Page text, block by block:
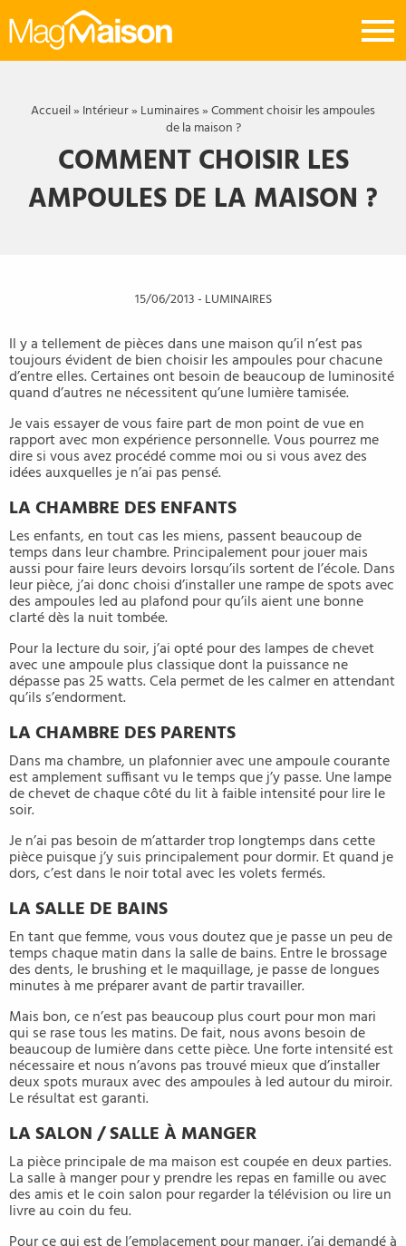
Mag
Maison
Accueil» Intérieur» Luminaires»Comment choisir les ampoules
de la maison ?
COMMENT CHOISIR LES
AMPOULES DE LA MAISON ?
15/06/2013- LUMINAIRES
Il y a tellement de pièces dans une maison qu’il n’est pas
toujours évident de bien choisir les ampoules pour chacune
d’entre elles. Certaines ont besoin de beaucoup de luminosité
quand d’autres ne nécessitent qu’une lumière tamisée.
Je vais essayer de vous faire part de mon point de vue en
rapport avec mon expérience personnelle. Vous pourrez me
dire si vous avez procédé comme moi ou si vous avez des
idées auxquelles je n’ai pas pensé.
LA CHAMBRE DES ENFANTS
Les enfants, en tout cas les miens, passent beaucoup de
temps dans leur chambre. Principalement pour jouer mais
aussi pour faire leurs devoirs lorsqu’ils sortent de l’école. Dans
leur pièce, j’ai donc choisi d’installer une rampe de spots avec
des ampoules led au plafond pour qu’ils aient une bonne
clarté dès la nuit tombée.
Pour la lecture du soir, j’ai opté pour des lampes de chevet
avec une ampoule plus classique dont la puissance ne
dépasse pas 25 watts. Cela permet de les calmer en attendant
qu’ils s’endorment.
LA CHAMBRE DES PARENTS
Dans ma chambre, un plafonnier avec une ampoule courante
est amplement suffisant vu le temps que j’y passe. Une lampe
de chevet de chaque côté du lit à faible intensité pour lire le
soir.
Je n’ai pas besoin de m’attarder trop longtemps dans cette
pièce puisque j’y suis principalement pour dormir. Et quand je
dors, c’est dans le noir total avec les volets fermés.
LA SALLE DE BAINS
En tant que femme, vous vous doutez que je passe un peu de
temps chaque matin dans la salle de bains. Entre le brossage
des dents, le brushing et le maquillage, je passe de longues
minutes à me préparer avant de partir travailler.
Mais bon, ce n’est pas beaucoup plus court pour mon mari
qui se rase tous les matins. De fait, nous avons besoin de
beaucoup de lumière dans cette pièce. Une forte intensité est
nécessaire et nous n’avons pas trouvé mieux que d’installer
deux spots muraux avec des ampoules à led autour du miroir.
Le résultat est garanti.
LA SALON / SALLE À MANGER
La pièce principale de ma maison est coupée en deux parties.
La salle à manger pour y prendre les repas en famille ou avec
des amis et le coin salon pour regarder la télévision ou lire un
livre au coin du feu.